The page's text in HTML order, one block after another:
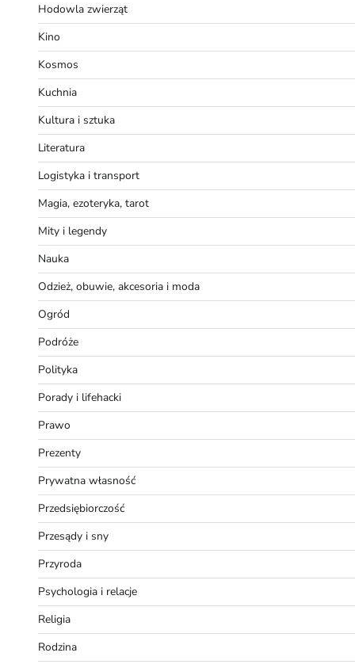
Hodowla zwierząt
Kino
Kosmos
Kuchnia
Kultura i sztuka
Literatura
Logistyka i transport
Magia, ezoteryka, tarot
Mity i legendy
Nauka
Odzież, obuwie, akcesoria i moda
Ogród
Podróże
Polityka
Porady i lifehacki
Prawo
Prezenty
Prywatna własność
Przedsiębiorczość
Przesądy i sny
Przyroda
Psychologia i relacje
Religia
Rodzina